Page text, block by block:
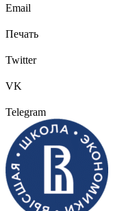
Email
Печать
Twitter
VK
Telegram